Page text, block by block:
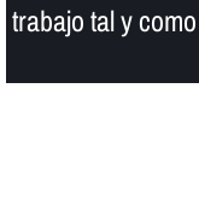
trabajo tal y